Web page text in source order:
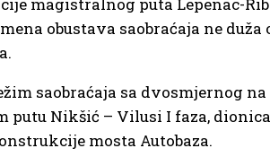
obustava saobraćaja ne duža
saobraćaja sa dvosmjernog
putu Nikšić – Vilusi I faza,
mosta Autobaza.